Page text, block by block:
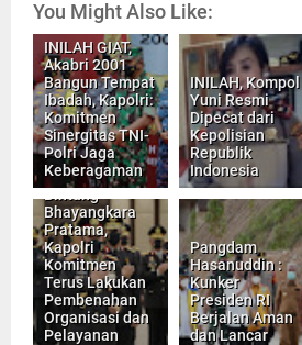
You Might Also Like:
INILAH GIAT,
Akabri 2001
Bangun Tempat
Ibadah, Kapolri:
Komitmen
Sinergitas TNI-
Polri Jaga
Keberagaman
INILAH, Kompol
Yuni Resmi
Dipecat dari
Kepolisian
Republik
Indonesia
Sematkan
Bhayangkara
Pratama,
Kapolri
Komitmen
Terus Lakukan
Pembenahan
Organisasi dan
Pelayanan
Pangdam
Hasanuddin :
Kunker
Presiden RI
Berjalan Aman
dan Lancar